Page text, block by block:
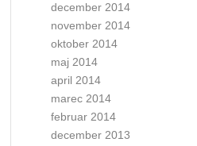
december 2014
november 2014
oktober 2014
maj 2014
april 2014
marec 2014
februar 2014
december 2013